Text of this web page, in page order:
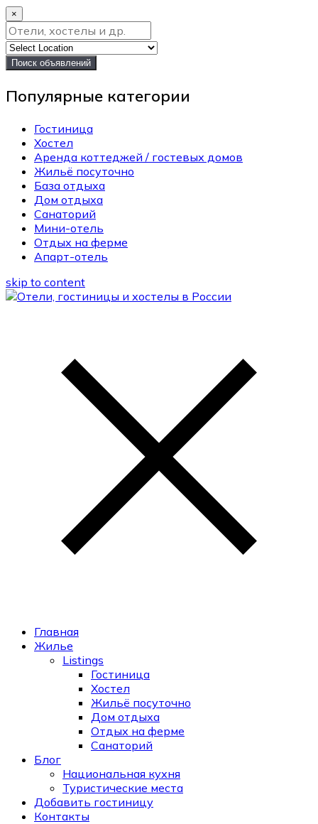
×
Поиск объявлений
Популярные категории
Гостиница
Хостел
Аренда коттеджей / гостевых домов
Жильё посуточно
База отдыха
Дом отдыха
Санаторий
Мини-отель
Отдых на ферме
Апарт-отель
skip to content
Главная
Жилье
Listings
Гостиница
Хостел
Жильё посуточно
Дом отдыха
Отдых на ферме
Санаторий
Блог
Национальная кухня
Туристические места
Добавить гостиницу
Контакты